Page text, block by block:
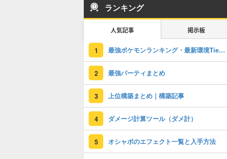
ランキング
人気記事 掲示板
1 最強ポケモンランキング・最新環境Tier表
2 最強パーティまとめ
3 上位構築まとめ｜構築記事
4 ダメージ計算ツール（ダメ計）
5 オシャボのエフェクト一覧と入手方法